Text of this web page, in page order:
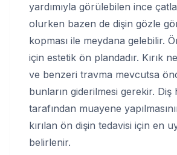
yardımıyla görülebilen ince
olurken bazen de dişin gözle
kopması ile meydana gelebilir.
için estetik ön plandadır. Kırık
ve benzeri travma mevcutsa
bunların giderilmesi gerekir. Diş
tarafından muayene
kırılan ön dişin tedavisi için en
belirlenir.